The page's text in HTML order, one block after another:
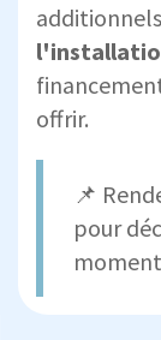
offrir.
📌
pour